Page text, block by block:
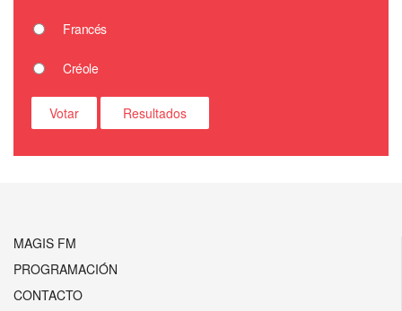
Francés
Créole
MAGIS FM
PROGRAMACIÓN
CONTACTO